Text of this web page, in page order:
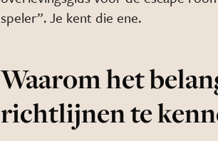
speler”. Je kent die ene.
Waarom het
richtlijnen te